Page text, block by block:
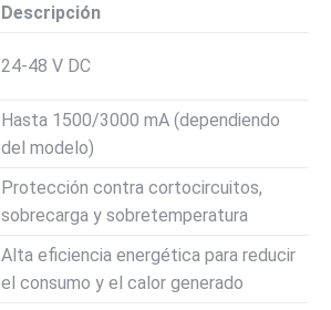
Descripción
24-48 V DC
Hasta 1500/3000 mA (dependiendo
del modelo)
Protección contra cortocircuitos,
sobrecarga y sobretemperatura
Alta eficiencia energética para reducir
el consumo y el calor generado